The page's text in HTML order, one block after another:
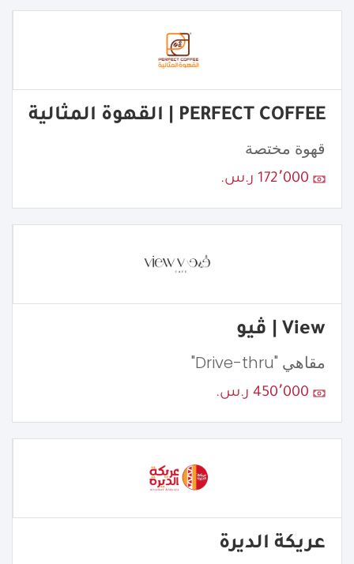
PERFECT COFFEE | القهوة المثالية
قهوة مختصة
172٬000 ر.س.
View | ڤيو
مقاهي "Drive-thru"
450٬000 ر.س.
عريكة الديرة